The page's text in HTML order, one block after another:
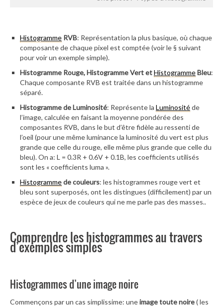
Histogramme RVB: Représentation la plus basique, où chaque
composante de chaque pixel est comptée (voir le § suivant
pour voir un exemple simple).
Histogramme Rouge, Histogramme Vert etHistogrammeBleu:
Chaque composante RVB est traitée dans un histogramme
séparé.
Histogramme de Luminosité: Représente la Luminositéde
l’image, calculée en faisant la moyenne pondérée des
composantes RVB, dans le but d’être fidèle au ressenti de
l’oeil (pour une même luminance la luminosité du vert est plus
grande que celle du rouge, elle même plus grande que celle du
bleu). On a: L = 0.3R + 0.6V + 0.1B, les coefficients utilisés
sont les « coefficients luma ».
Histogrammede couleurs: les histogrammes rouge vert et
bleu sont superposés, ont les distingues (difficilement) par un
espèce de jeux de couleurs qui ne me parle pas des masses..
Comprendre les histogrammes au travers
d’exemples simples
Histogrammes d’une image noire
Commençons par un cas simplissime: uneimage toute noire( les